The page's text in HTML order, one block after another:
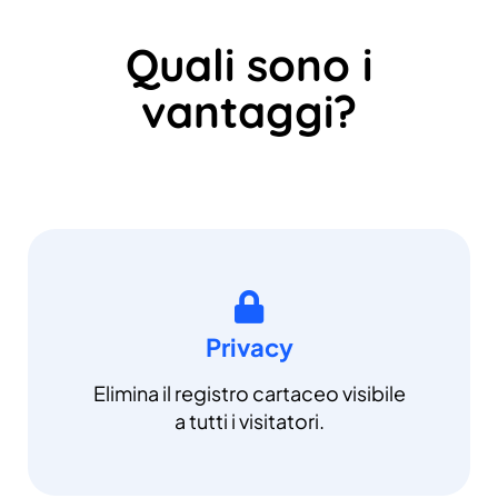
Quali sono i
vantaggi?
Privacy
Elimina il registro cartaceo visibile
a tutti i visitatori.